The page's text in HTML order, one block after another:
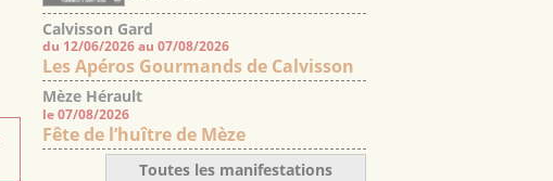
Calvisson Gard
du 12/06/2026 au 07/08/2026
Les Apéros Gourmands de Calvisson
Mèze Hérault
le 07/08/2026
Fête de l’huître de Mèze
Toutes les manifestations